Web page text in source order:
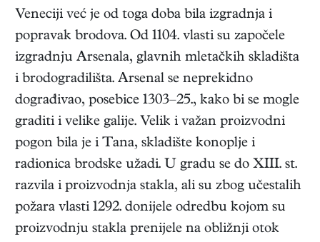
Veneciji već je od toga doba bila izgradnja i
popravak brodova. Od 1104. vlasti su započele
izgradnju Arsenala, glavnih mletačkih skladišta
i brodogradilišta. Arsenal se neprekidno
dograđivao, posebice 1303–25., kako bi se mogle
graditi i velike galije. Velik i važan proizvodni
pogon bila je i Tana, skladište konoplje i
radionica brodske užadi. U gradu se do XIII. st.
razvila i proizvodnja stakla, ali su zbog učestalih
požara vlasti 1292. donijele odredbu kojom su
proizvodnju stakla prenijele na obližnji otok